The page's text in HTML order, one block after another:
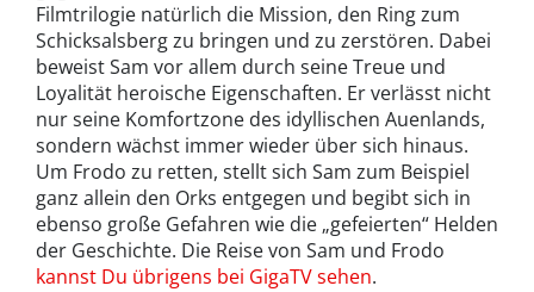
Filmtrilogie natürlich die Mission, den Ring zum
Schicksalsberg zu bringen und zu zerstören. Dabei
beweist Sam vor allem durch seine Treue und
Loyalität heroische Eigenschaften. Er verlässt nicht
nur seine Komfortzone des idyllischen Auenlands,
sondern wächst immer wieder über sich hinaus.
Um Frodo zu retten, stellt sich Sam zum Beispiel
ganz allein den Orks entgegen und begibt sich in
ebenso große Gefahren wie die „gefeierten“ Helden
der Geschichte. Die Reise von Sam und Frodo
kannst Du übrigens bei GigaTV sehen.